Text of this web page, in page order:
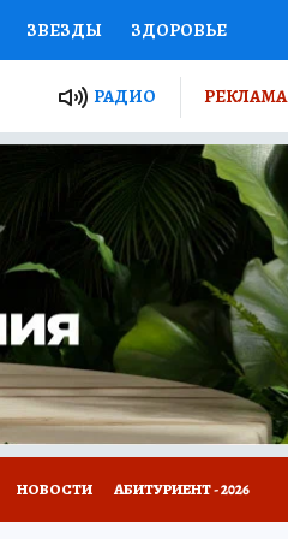
ЗВЕЗДЫ ЗДОРОВЬЕ
РОССИИ
ПУТЕВОДИТЕЛЬ
ЖЕЛЕЗА ТУРИЗМ
ПОТРЕБИТЕЛЯ ВСЕ О КП
РАДИО РЕКЛАМА
НОВОСТИ АБИТУРИЕНТ - 2026